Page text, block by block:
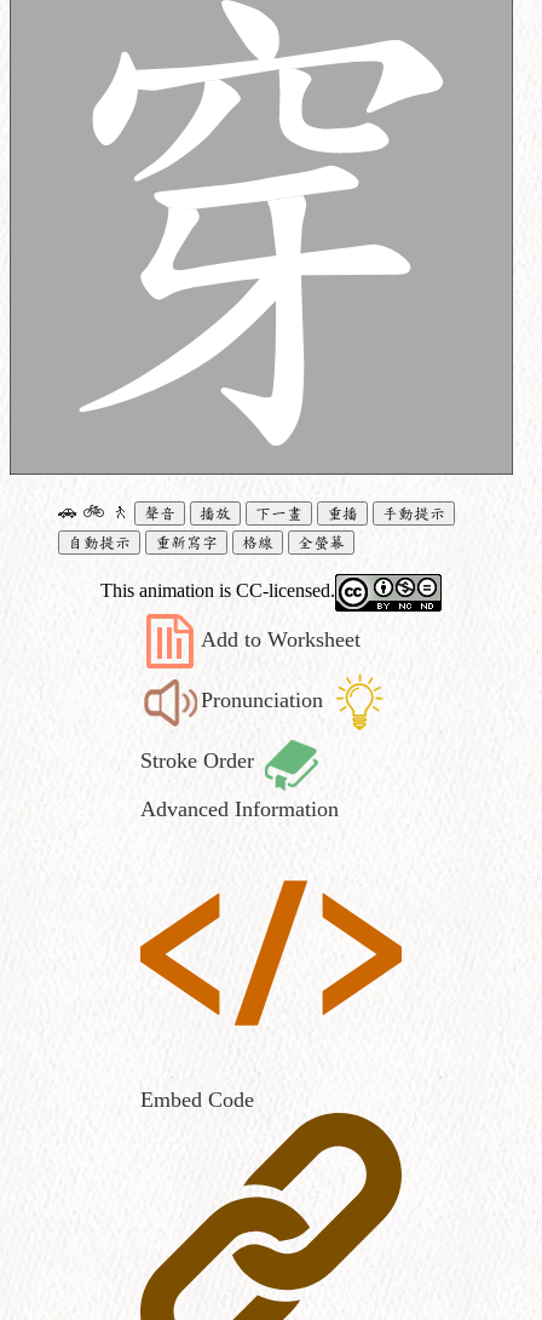
🚗 🚲 🚶 聲音 播放 下一畫 重播
手動提示
自動提示
重新寫字 格線 全螢幕
This animation is CC-licensed.
Add to Worksheet
Pronunciation
Stroke Order
Advanced Information
Embed Code